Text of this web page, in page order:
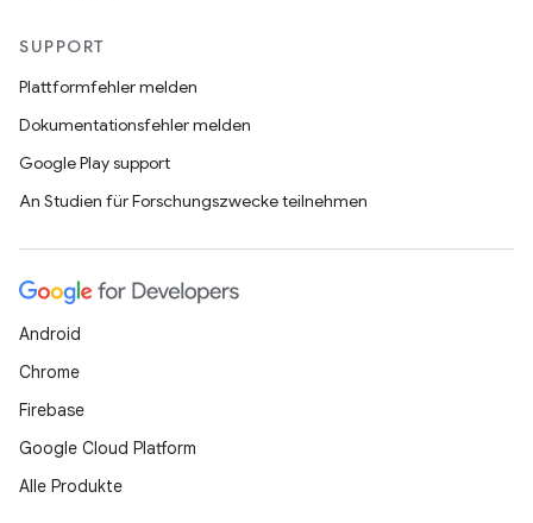
SUPPORT
Plattformfehler melden
Dokumentationsfehler melden
Google Play support
An Studien für Forschungszwecke teilnehmen
Android
Chrome
Firebase
Google Cloud Platform
Alle Produkte